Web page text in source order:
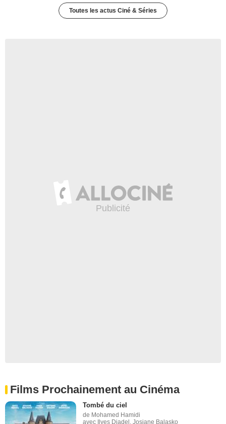
Toutes les actus Ciné & Séries
Films Prochainement au Cinéma
Tombé du ciel
de Mohamed Hamidi
avec Ilyes Djadel, Josiane Balasko